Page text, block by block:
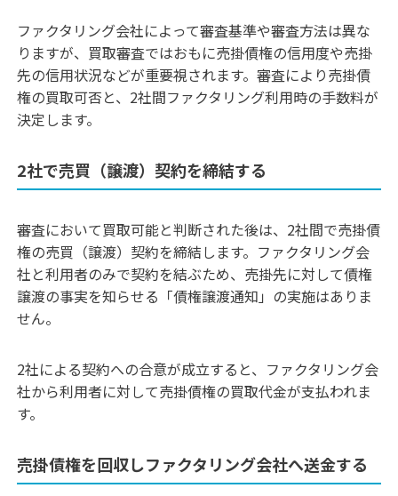
ファクタリング会社によって審査基準や審査方法は異な
りますが、買取審査ではおもに売掛債権の信用度や売掛
先の信用状況などが重要視されます。審査により売掛債
権の買取可否と、2社間ファクタリング利用時の手数料が
決定します。
2社で売買（譲渡）契約を締結する
審査において買取可能と判断された後は、2社間で売掛債
権の売買（譲渡）契約を締結します。 ファクタリング会
社と利用者のみで契約を結ぶため、売掛先に対して債権
譲渡の事実を知らせる「債権譲渡通知」の実施はありま
せん。
2社による契約への合意が成立すると、ファクタリング会
社から利用者に対して売掛債権の買取代金が支払われま
す。
売掛債権を回収しファクタリング会社へ送金する